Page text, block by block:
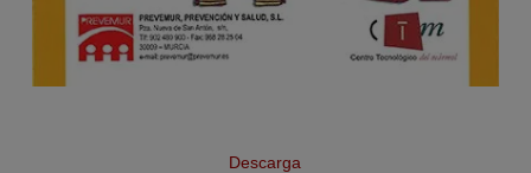
Descarga